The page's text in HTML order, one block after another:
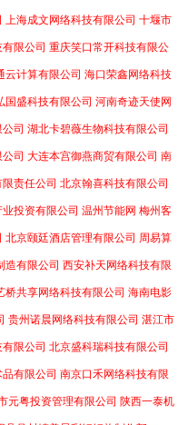
上海成文网络科技有限公司 十堰市
限公司 重庆笑口常开科技有限公
云计算有限公司 海口荣鑫网络科技
国盛科技有限公司 河南奇迹天使网
司 湖北卡碧薇生物科技有限公司
司 大连本宫御燕商贸有限公司 南
责任公司 北京翰喜科技有限公司
投资有限公司 温州节能网 梅州客
北京颐廷酒店管理有限公司 周易算
造有限公司 西安补天网络科技有限
桥共享网络科技有限公司 海南电影
贵州诺晨网络科技有限公司 湛江市
限公司 北京盛科瑞科技有限公司
有限公司 南京口禾网络科技有限
元粤投资管理有限公司 陕西一泰机